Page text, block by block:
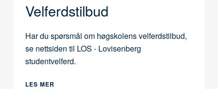
Velferdstilbud
Har du spørsmål om høgskolens velferdstilbud,
se nettsiden til LOS - Lovisenberg
studentvelferd.
LES MER